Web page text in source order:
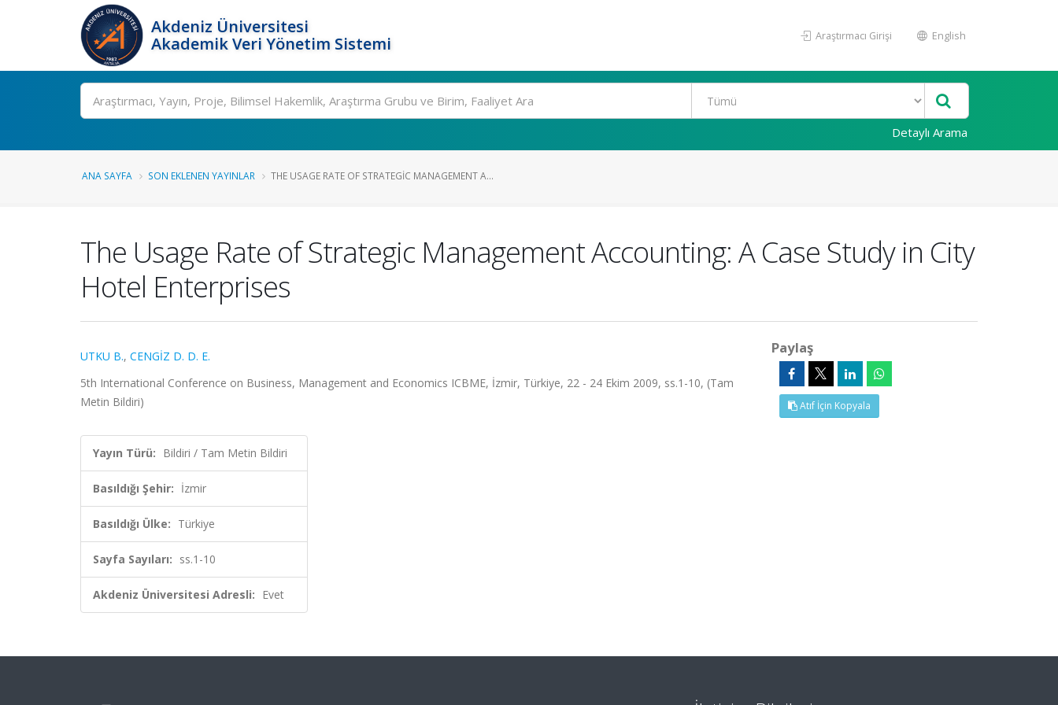
Akdeniz Üniversitesi
Akademik Veri Yönetim Sistemi
Araştırmacı Girişi English
Ara
Detaylı Arama
ANA SAYFA SON EKLENEN YAYINLAR THE USAGE RATE OF STRATEGIC MANAGEMENT A...
The Usage Rate of Strategic Management Accounting: A Case Study in City
Hotel Enterprises
UTKU B., CENGİZ D. D. E.
5th International Conference on Business, Management and Economics ICBME, İzmir, Türkiye, 22 - 24 Ekim 2009, ss.1-10, (Tam
Metin Bildiri)
Yayın Türü: Bildiri / Tam Metin Bildiri
Basıldığı Şehir: İzmir
Basıldığı Ülke: Türkiye
Sayfa Sayıları: ss.1-10
Akdeniz Üniversitesi Adresli: Evet
Paylaş
Atıf İçin Kopyala